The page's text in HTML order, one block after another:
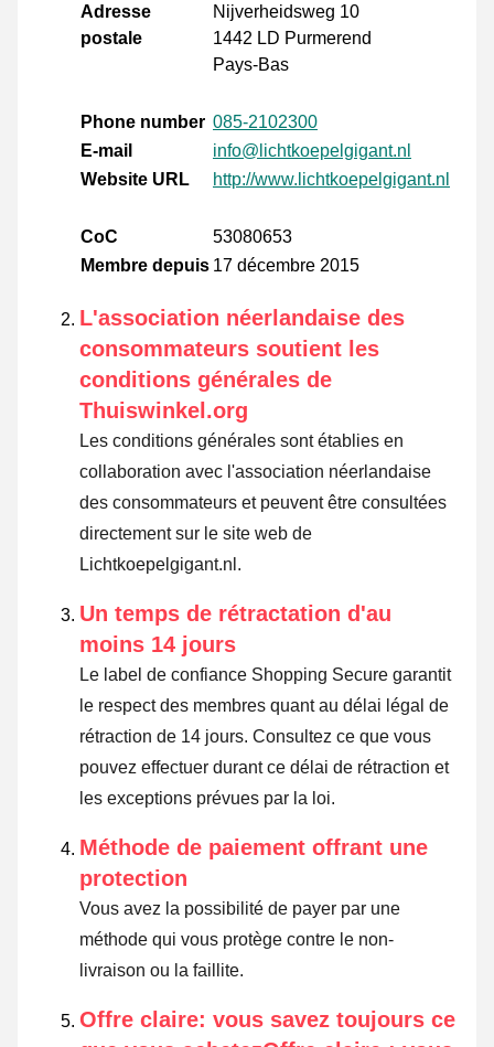
Adresse
postale
Nijverheidsweg 10
1442 LD Purmerend
Pays-Bas
Phone number 085-2102300
E-mail
info@lichtkoepelgigant.nl
Website URL
http://www.lichtkoepelgigant.nl
CoC
53080653
Membre depuis 17 décembre 2015
L'association néerlandaise des
consommateurs soutient les
conditions générales de
Thuiswinkel.org
Les conditions générales sont établies en
collaboration avec l'association néerlandaise
des consommateurs et peuvent être consultées
directement sur le site web de
Lichtkoepelgigant.nl.
Un temps de rétractation d'au
moins 14 jours
Le label de confiance Shopping Secure garantit
le respect des membres quant au délai légal de
rétraction de 14 jours. Consultez ce que vous
pouvez effectuer durant ce délai de rétraction et
les exceptions prévues par la loi.
Méthode de paiement offrant une
protection
Vous avez la possibilité de payer par une
méthode qui vous protège contre le non-
livraison ou la faillite.
Offre claire: vous savez toujours ce